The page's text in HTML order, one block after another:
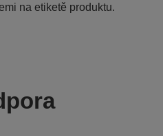
na etiketě produktu.